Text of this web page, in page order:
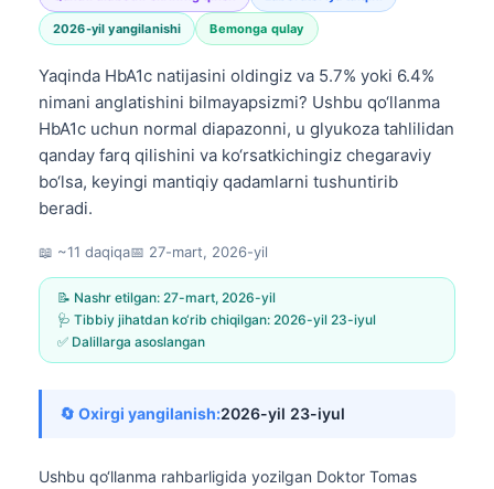
2026-yil yangilanishi Bemonga qulay
Yaqinda HbA1c natijasini oldingiz va 5.7% yoki 6.4%
nimani anglatishini bilmayapsizmi? Ushbu qo‘llanma
HbA1c uchun normal diapazonni, u glyukoza tahlilidan
qanday farq qilishini va ko‘rsatkichingiz chegaraviy
bo‘lsa, keyingi mantiqiy qadamlarni tushuntirib
beradi.
📖 ~11 daqiqa📅 27-mart, 2026-yil
📝 Nashr etilgan: 27-mart, 2026-yil
🩺 Tibbiy jihatdan ko‘rib chiqilgan: 2026-yil 23-iyul
✅ Dalillarga asoslangan
🔄 Oxirgi yangilanish:2026-yil 23-iyul
Ushbu qo‘llanma rahbarligida yozilgan Doktor Tomas